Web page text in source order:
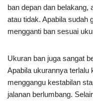
ban depan dan
atau tidak. Apabila sudah
mengganti ban sesuai
Ukuran ban juga sangat
Apabila ukurannya
menggangu kestabilan
jalanan berlumbang.